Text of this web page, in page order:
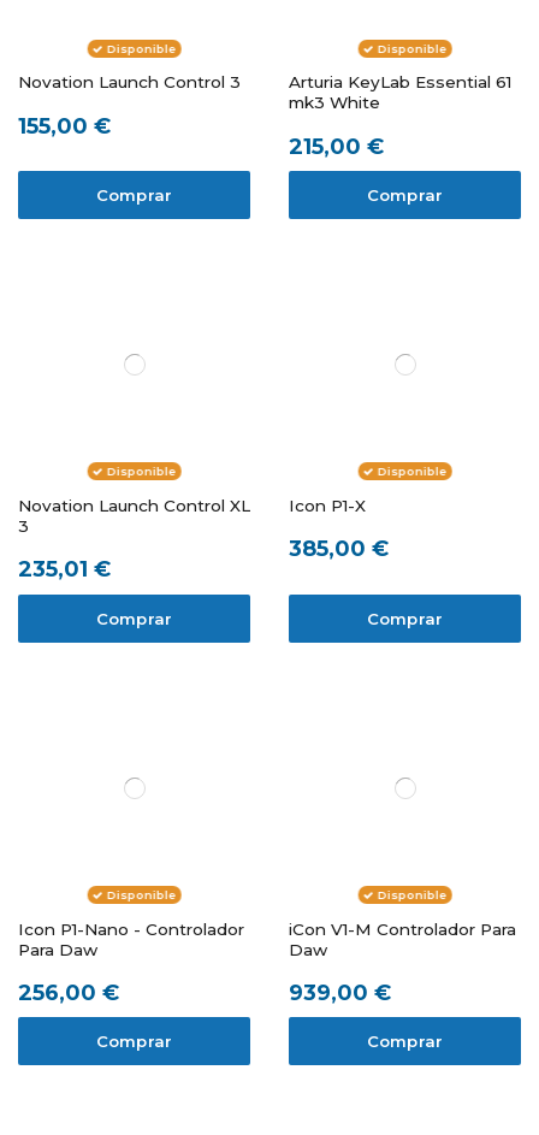
Disponible
Novation Launch Control 3
155,00 €
Comprar
Disponible
Arturia KeyLab Essential 61
mk3 White
215,00 €
Comprar
Disponible
Novation Launch Control XL
3
235,01 €
Comprar
Disponible
Icon P1-X
385,00 €
Comprar
Disponible
Icon P1-Nano - Controlador
Para Daw
256,00 €
Comprar
Disponible
iCon V1-M Controlador Para
Daw
939,00 €
Comprar